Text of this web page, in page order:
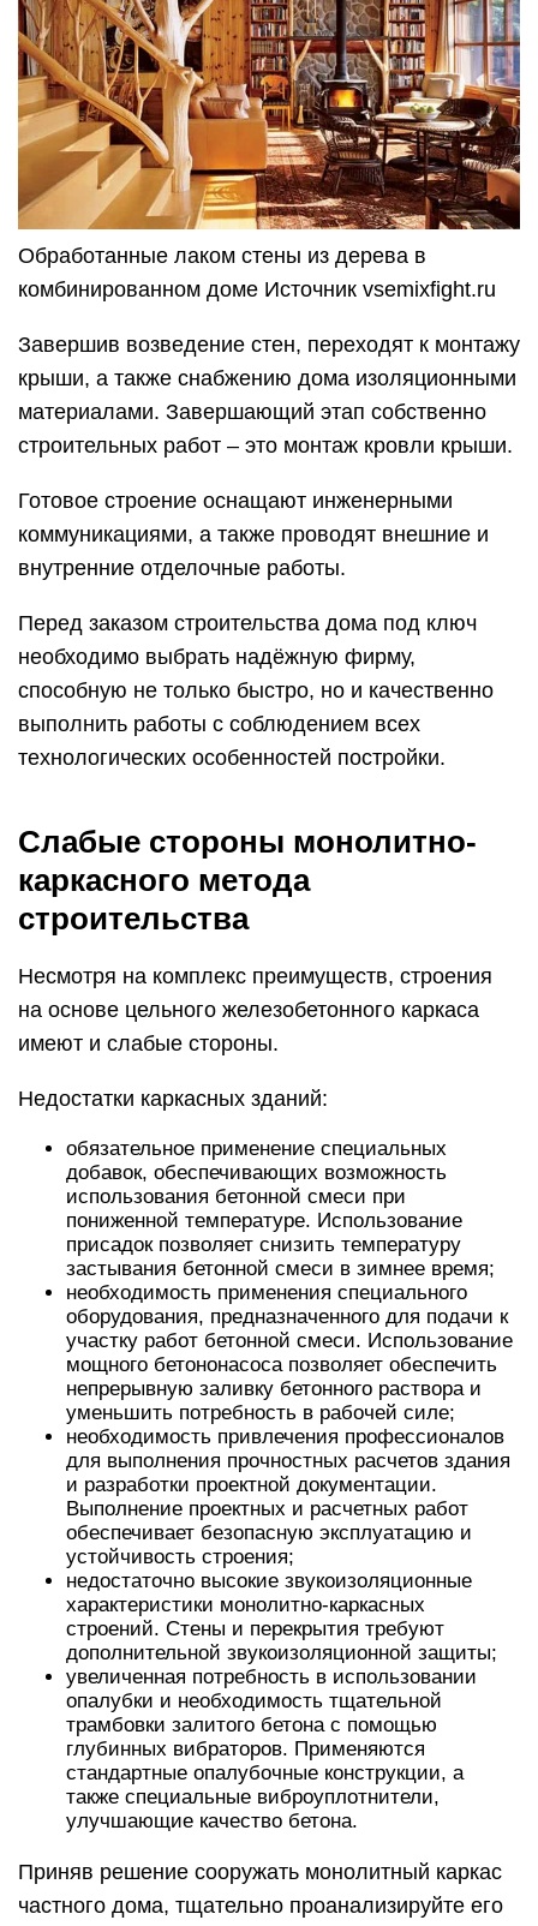
Обработанные лаком стены из дерева в
комбинированном доме Источник vsemixfight.ru
Завершив возведение стен, переходят к монтажу
крыши, а также снабжению дома изоляционными
материалами. Завершающий этап собственно
строительных работ – это монтаж кровли крыши.
Готовое строение оснащают инженерными
коммуникациями, а также проводят внешние и
внутренние отделочные работы.
Перед заказом строительства дома под ключ
необходимо выбрать надёжную фирму,
способную не только быстро, но и качественно
выполнить работы с соблюдением всех
технологических особенностей постройки.
Слабые стороны монолитно-
каркасного метода
строительства
Несмотря на комплекс преимуществ, строения
на основе цельного железобетонного каркаса
имеют и слабые стороны.
Недостатки каркасных зданий:
обязательное применение специальных
добавок, обеспечивающих возможность
использования бетонной смеси при
пониженной температуре. Использование
присадок позволяет снизить температуру
застывания бетонной смеси в зимнее время;
необходимость применения специального
оборудования, предназначенного для подачи к
участку работ бетонной смеси. Использование
мощного бетононасоса позволяет обеспечить
непрерывную заливку бетонного раствора и
уменьшить потребность в рабочей силе;
необходимость привлечения профессионалов
для выполнения прочностных расчетов здания
и разработки проектной документации.
Выполнение проектных и расчетных работ
обеспечивает безопасную эксплуатацию и
устойчивость строения;
недостаточно высокие звукоизоляционные
характеристики монолитно-каркасных
строений. Стены и перекрытия требуют
дополнительной звукоизоляционной защиты;
увеличенная потребность в использовании
опалубки и необходимость тщательной
трамбовки залитого бетона с помощью
глубинных вибраторов. Применяются
стандартные опалубочные конструкции, а
также специальные виброуплотнители,
улучшающие качество бетона.
Приняв решение сооружать монолитный каркас
частного дома, тщательно проанализируйте его